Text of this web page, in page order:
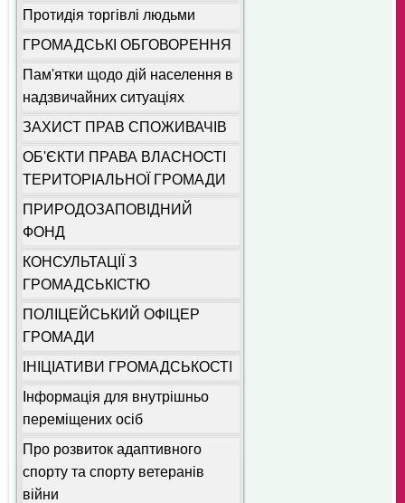
Протидія торгівлі людьми
ГРОМАДСЬКІ ОБГОВОРЕННЯ
Пам'ятки щодо дій населення в
надзвичайних ситуаціях
ЗАХИСТ ПРАВ СПОЖИВАЧІВ
ОБ'ЄКТИ ПРАВА ВЛАСНОСТІ
ТЕРИТОРІАЛЬНОЇ ГРОМАДИ
ПРИРОДОЗАПОВІДНИЙ
ФОНД
КОНСУЛЬТАЦІЇ З
ГРОМАДСЬКІСТЮ
ПОЛІЦЕЙСЬКИЙ ОФІЦЕР
ГРОМАДИ
ІНІЦІАТИВИ ГРОМАДСЬКОСТІ
Інформація для внутрішньо
переміщених осіб
Про розвиток адаптивного
спорту та спорту ветеранів
війни